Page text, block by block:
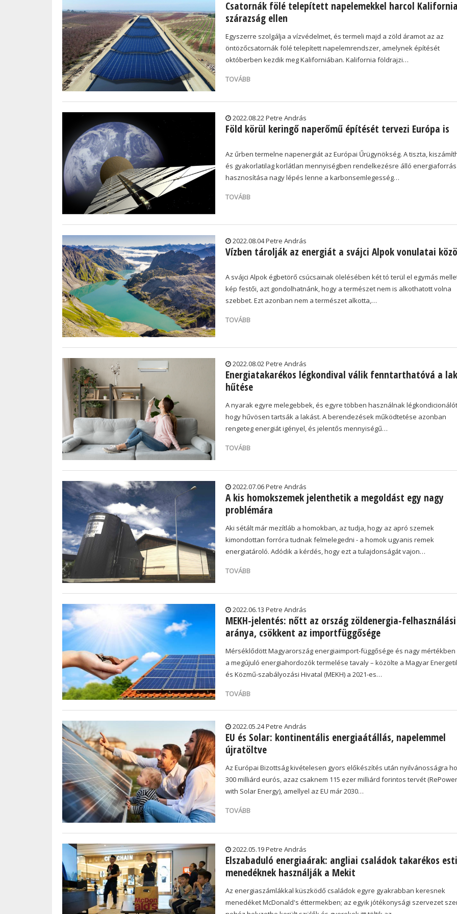
Csatornák fölé telepített napelemekkel harcol
szárazság ellen
Egyszerre szolgálja a vízvédelmet, és termeli majd a zöld áramot az az
öntözőcsatornák fölé telepített napelemrendszer, amelynek építését
októberben kezdik meg Kaliforniában. Kalifornia földrajzi…
TOVÁBB
2022.08.22 Petre András
Föld körül keringő naperőmű építését tervezi Európa is
Az űrben termelne napenergiát az Európai Űrügynökség. A tiszta,
és gyakorlatilag korlátlan mennyiségben rendelkezésre álló energiaforrás
hasznosítása nagy lépés lenne a karbonsemlegesség…
TOVÁBB
2022.08.04 Petre András
Vízben tárolják az energiát a svájci Alpok vonulatai
A svájci Alpok égbetörő csúcsainak ölelésében két tó terül el egymás
kép festői, azt gondolhatnánk, hogy a természet nem is alkothatott volna
szebbet. Ezt azonban nem a természet alkotta,…
TOVÁBB
2022.08.02 Petre András
Energiatakarékos légkondival válik fenntarthatóvá a
hűtése
A nyarak egyre melegebbek, és egyre többen használnak
hogy hűvösen tartsák a lakást. A berendezések működtetése azonban
rengeteg energiát igényel, és jelentős mennyiségű…
TOVÁBB
2022.07.06 Petre András
A kis homokszemek jelenthetik a megoldást egy nagy
problémára
Aki sétált már mezítláb a homokban, az tudja, hogy az apró szemek
kimondottan forróra tudnak felmelegedni - a homok ugyanis remek
energiatároló. Adódik a kérdés, hogy ezt a tulajdonságát vajon…
TOVÁBB
2022.06.13 Petre András
MEKH-jelentés: nőtt az ország zöldenergia-felhasználási
aránya, csökkent az importfüggősége
Mérséklődött Magyarország energiaimport-függősége és nagy
a megújuló energiahordozók termelése tavaly – közölte a Magyar
és Közmű-szabályozási Hivatal (MEKH) a 2021-es…
TOVÁBB
2022.05.24 Petre András
EU és Solar: kontinentális energiaátállás, napelemmel
újratöltve
Az Európai Bizottság kivételesen gyors előkészítés után nyilvánosságra
300 milliárd eurós, azaz csaknem 115 ezer milliárd forintos tervét
with Solar Energy), amellyel az EU már 2030…
TOVÁBB
2022.05.19 Petre András
Elszabaduló energiaárak: angliai családok takarékos esti
menedéknek használják a Mekit
Az energiaszámlákkal küszködő családok egyre gyakrabban keresnek
menedéket McDonald's éttermekben; az egyik jótékonysági szervezet